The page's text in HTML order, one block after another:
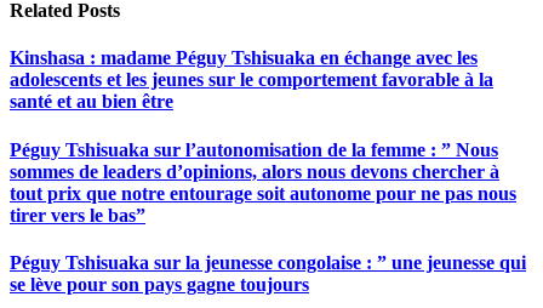
Related Posts
Kinshasa : madame Péguy Tshisuaka en échange avec les
adolescents et les jeunes sur le comportement favorable à la
santé et au bien être
Péguy Tshisuaka sur l’autonomisation de la femme : ” Nous
sommes de leaders d’opinions, alors nous devons chercher à
tout prix que notre entourage soit autonome pour ne pas nous
tirer vers le bas”
Péguy Tshisuaka sur la jeunesse congolaise : ” une jeunesse qui
se lève pour son pays gagne toujours